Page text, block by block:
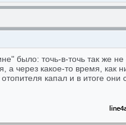
было: точь-в-точь так же
а через какое-то время,
капал и в итоге они